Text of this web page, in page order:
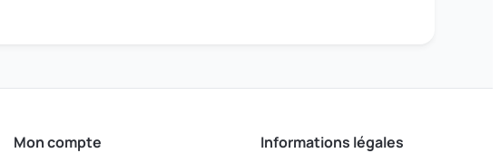
Mon compte Informations légales